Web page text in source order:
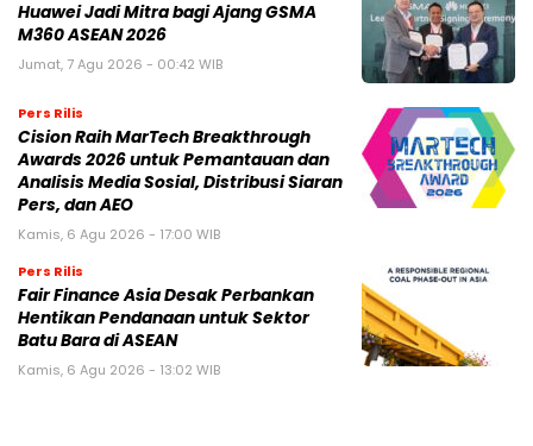
Huawei Jadi Mitra bagi Ajang GSMA
M360 ASEAN 2026
Jumat, 7 Agu 2026 - 00:42 WIB
Pers Rilis
Cision Raih MarTech Breakthrough
Awards 2026 untuk Pemantauan dan
Analisis Media Sosial, Distribusi Siaran
Pers, dan AEO
Kamis, 6 Agu 2026 - 17:00 WIB
Pers Rilis
Fair Finance Asia Desak Perbankan
Hentikan Pendanaan untuk Sektor
Batu Bara di ASEAN
Kamis, 6 Agu 2026 - 13:02 WIB